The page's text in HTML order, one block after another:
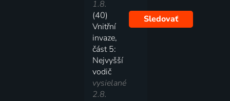
1.8.
(40)
Vnitřní
invaze,
část 5:
Nejvyšší
vodič
vysielané
2.8.
Sledovať